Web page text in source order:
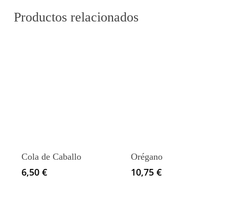
Productos relacionados
Cola de Caballo
6,50 €
Orégano
10,75 €